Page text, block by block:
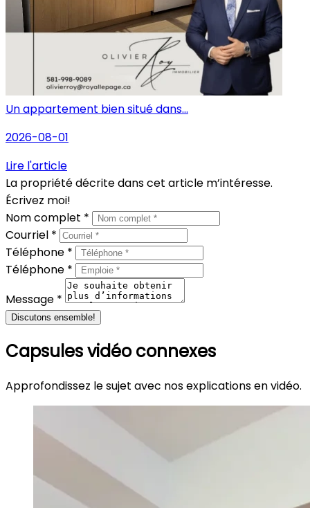
Un appartement bien situé dans...
2026-08-01
Lire l'article
La propriété décrite dans cet article m’intéresse.
Écrivez moi!
Nom complet *
Courriel *
Téléphone *
Téléphone *
Message *
Discutons ensemble!
Capsules vidéo connexes
Approfondissez le sujet avec nos explications en vidéo.